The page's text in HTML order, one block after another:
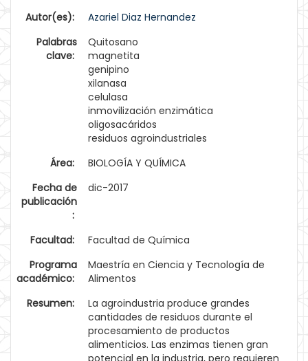
Autor(es):
Azariel Diaz Hernandez
Palabras
clave:
Quitosano
magnetita
genipino
xilanasa
celulasa
inmovilización enzimática
oligosacáridos
residuos agroindustriales
Área:
BIOLOGÍA Y QUÍMICA
Fecha de
publicación
:
dic-2017
Facultad:
Facultad de Química
Programa
académico:
Maestría en Ciencia y Tecnología de
Alimentos
Resumen:
La agroindustria produce grandes
cantidades de residuos durante el
procesamiento de productos
alimenticios. Las enzimas tienen gran
potencial en la industria, pero requieren